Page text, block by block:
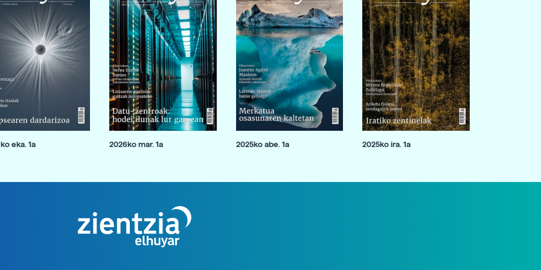
eka. 1a 2026ko mar. 1a 2025ko abe. 1a 2025ko ira. 1a